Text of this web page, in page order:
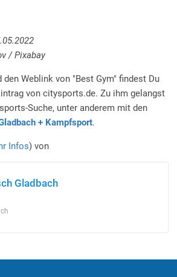
/ Pixabay
den Weblink von "Best Gym" findest Du
von citysports.de. Zu ihm gelangst
Suche, unter anderem mit den
+ Kampfsport.
Infos) von
Gladbach